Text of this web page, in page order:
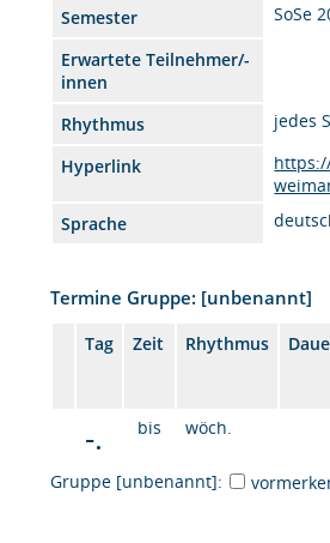
Semester
SoSe
Erwartete Teilnehmer/-
innen
Rhythmus
jedes
Hyperlink
Sprache
Termine Gruppe: [unbenannt]
Tag Zeit Rhythmus
-. bis wöch.
Gruppe [unbenannt]: